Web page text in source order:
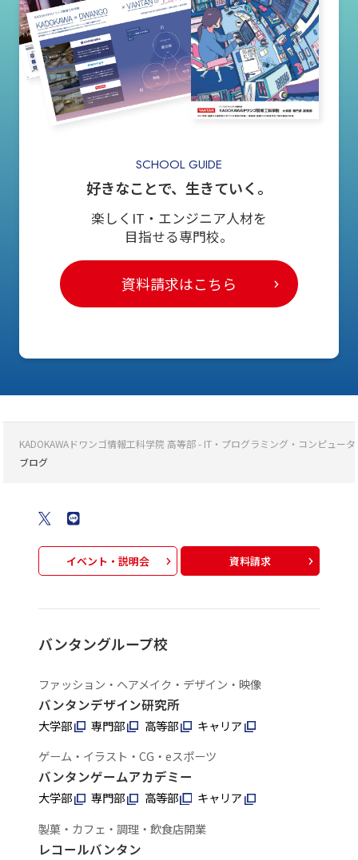
SCHOOL GUIDE
好きなことで、生きていく。
楽しくIT・エンジニア人材を
目指せる専門校。
資料請求はこちら
KADOKAWAドワンゴ情報工科学院 高等部 - IT・プログラミング・コンピュー
ブログ
イベント・説明会 資料請求
バンタングループ校
ファッション・ヘアメイク・デザイン・映像
バンタンデザイン研究所
大学部 専門部 高等部
キャリア
ゲーム・イラスト・CG・eスポーツ
バンタンゲームアカデミー
大学部 専門部 高等部
キャリア
製菓・カフェ・調理・飲食店開業
レコールバンタン